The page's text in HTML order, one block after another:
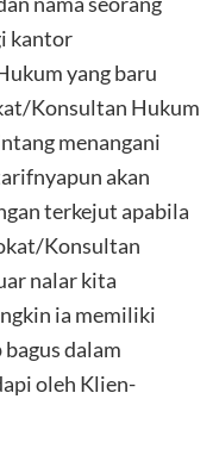
kantor
yang baru
Konsultan Hukum
menangani
akan
terkejut apabila
Konsultan
nalar kita
ia memiliki
dalam
oleh Klien-